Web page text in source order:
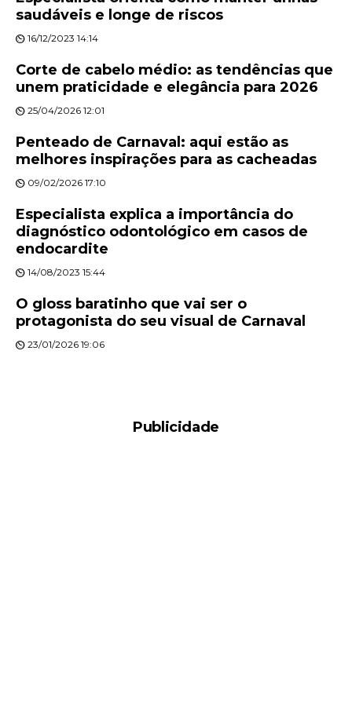
saudáveis e longe de riscos
16/12/2023 14:14
Corte de cabelo médio: as tendências que
unem praticidade e elegância para 2026
25/04/2026 12:01
Penteado de Carnaval: aqui estão as
melhores inspirações para as cacheadas
09/02/2026 17:10
Especialista explica a importância do
diagnóstico odontológico em casos de
endocardite
14/08/2023 15:44
O gloss baratinho que vai ser o
protagonista do seu visual de Carnaval
23/01/2026 19:06
Publicidade